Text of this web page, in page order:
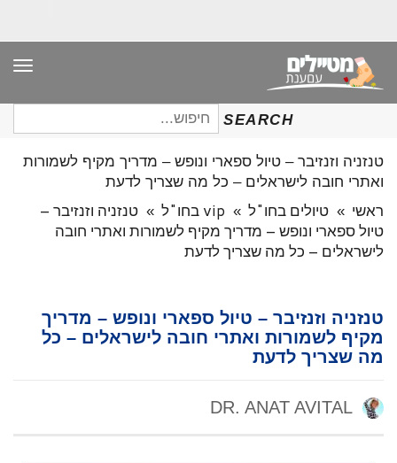
SEARCH
חיפוש
עבור:
טנזניה וזנזיבר – טיול ספארי ונופש – מדריך מקיף לשמורות
ואתרי חובה לישראלים – כל מה שצריך לדעת
ראשי » טיולים בחו"ל » vip בחו"ל » טנזניה וזנזיבר –
טיול ספארי ונופש – מדריך מקיף לשמורות ואתרי חובה
לישראלים – כל מה שצריך לדעת
טנזניה וזנזיבר – טיול ספארי ונופש – מדריך
מקיף לשמורות ואתרי חובה לישראלים – כל
מה שצריך לדעת